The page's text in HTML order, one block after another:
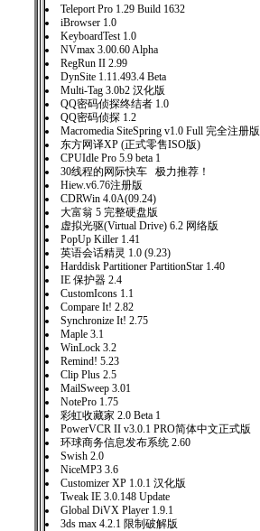
Teleport Pro 1.29 Build 1632
iBrowser 1.0
KeyboardTest 1.0
NVmax 3.00.60 Alpha
RegRun II 2.99
DynSite 1.11.493.4 Beta
Multi-Tag 3.0b2 汉化版
QQ密码侦探终结者 1.0
QQ密码侦探 1.2
Macromedia SiteSpring v1.0 Full 完全注册版
东方网译XP (正式零售ISO版)
CPUIdle Pro 5.9 beta 1
30线程的网际快车 极力推荐！
Hiew.v6.76注册版
CDRWin 4.0A(09.24)
大富翁 5 完整硬盘版
虚拟光驱(Virtual Drive) 6.2 网络版
PopUp Killer 1.41
英语会话精灵 1.0 (9.23)
Harddisk Partitioner PartitionStar 1.40
IE 保护器 2.4
CustomIcons 1.1
Compare It! 2.82
Synchronize It! 2.75
Maple 3.1
WinLock 3.2
Remind! 5.23
Clip Plus 2.5
MailSweep 3.01
NotePro 1.75
彩虹收藏家 2.0 Beta 1
PowerVCR II v3.0.1 PRO简体中文正式版
环球商务信息发布系统 2.60
Swish 2.0
NiceMP3 3.6
Customizer XP 1.0.1 汉化版
Tweak IE 3.0.148 Update
Global DiVX Player 1.9.1
3ds max 4.2.1 限制破解版